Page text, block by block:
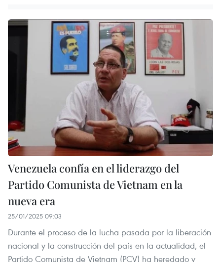
Venezuela confía en el liderazgo del
Partido Comunista de Vietnam en la
nueva era
25/01/2025 09:03
Durante el proceso de la lucha pasada por la liberación
nacional y la construcción del país en la actualidad, el
Partido Comunista de Vietnam (PCV) ha heredado y